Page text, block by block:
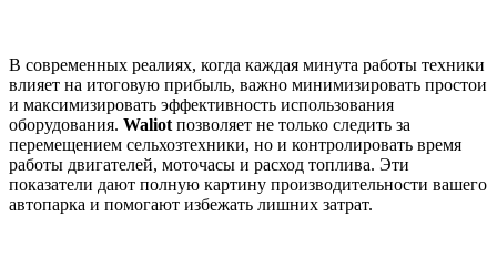
В современных реалиях, когда каждая минута работы техники
влияет на итоговую прибыль, важно минимизировать простои
и максимизировать эффективность использования
оборудования. Waliot позволяет не только следить за
перемещением сельхозтехники, но и контролировать время
работы двигателей, моточасы и расход топлива. Эти
показатели дают полную картину производительности вашего
автопарка и помогают избежать лишних затрат.